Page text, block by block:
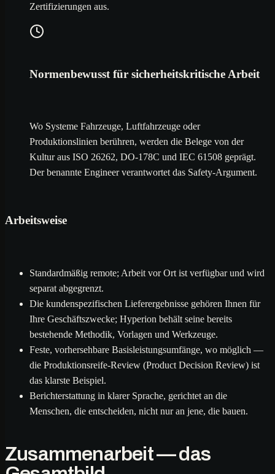
Zertifizierungen aus.
Normenbewusst für sicherheitskritische Arbeit
Wo Systeme Fahrzeuge, Luftfahrzeuge oder
Produktionslinien berühren, werden die Belege von der
Kultur aus ISO 26262, DO-178C und IEC 61508 geprägt.
Der benannte Engineer verantwortet das Safety-Argument.
Arbeitsweise
Standardmäßig remote; Arbeit vor Ort ist verfügbar und wird
separat abgegrenzt.
Die kundenspezifischen Lieferergebnisse gehören Ihnen für
Ihre Geschäftszwecke; Hyperion behält seine bereits
bestehende Methodik, Vorlagen und Werkzeuge.
Feste, vorhersehbare Basisleistungsumfänge, wo möglich —
die Produktionsreife-Review (Product Decision Review) ist
das klarste Beispiel.
Berichterstattung in klarer Sprache, gerichtet an die
Menschen, die entscheiden, nicht nur an jene, die bauen.
Zusammenarbeit — das